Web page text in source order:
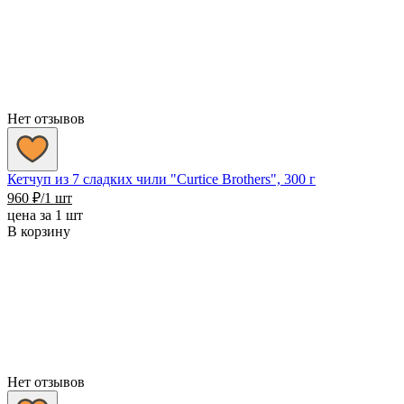
Нет отзывов
Кетчуп из 7 сладких чили "Сurtice Brothers", 300 г
960 ₽/1 шт
цена за 1 шт
В корзину
Нет отзывов